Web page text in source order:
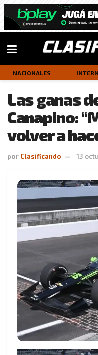
NACIONALES
Las ganas
Canapino:
volver a
por Clasificando 13